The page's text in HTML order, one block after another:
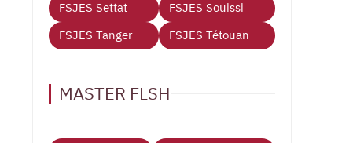
FSJES Settat
FSJES Souissi
FSJES Tanger
FSJES Tétouan
MASTER FLSH